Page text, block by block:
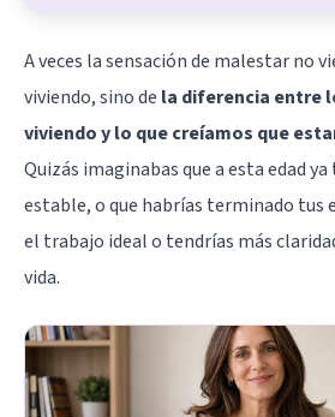
A veces la sensación de malestar no
viviendo, sino de la diferencia entre
viviendo y lo que creíamos que
Quizás imaginabas que a esta edad
estable, o que habrías terminado tus
el trabajo ideal o tendrías más
vida.